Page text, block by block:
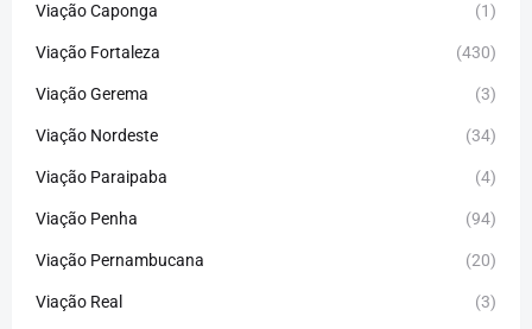
Viação Caponga (1)
Viação Fortaleza (430)
Viação Gerema (3)
Viação Nordeste (34)
Viação Paraipaba (4)
Viação Penha (94)
Viação Pernambucana (20)
Viação Real (3)